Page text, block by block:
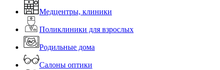
Медцентры, клиники
Поликлиники для взрослых
Родильные дома
Салоны оптики